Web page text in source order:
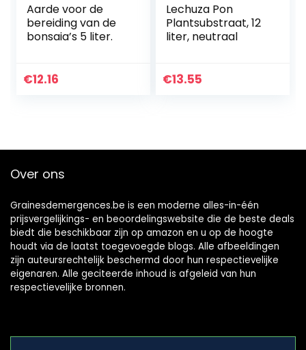
Aarde voor de
bereiding van de
bonsaia’s 5 liter.
€12.16
Lechuza Pon
Plantsubstraat, 12
liter, neutraal
€13.55
Over ons
Grainesdemergences.be is een moderne alles-in-één
prijsvergelijkings- en beoordelingswebsite die de beste deals
biedt die beschikbaar zijn op amazon en u op de hoogte
houdt via de laatst toegevoegde blogs. Alle afbeeldingen
zijn auteursrechtelijk beschermd door hun respectievelijke
eigenaren. Alle geciteerde inhoud is afgeleid van hun
respectievelijke bronnen.